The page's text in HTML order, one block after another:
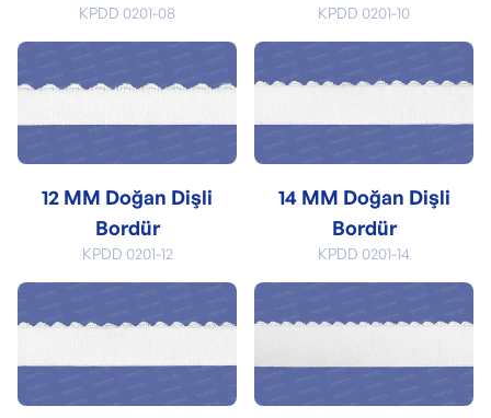
KPDD 0201-08 KPDD 0201-10
12 MM Doğan Dişli
Bordür
KPDD 0201-12
14 MM Doğan Dişli
Bordür
KPDD 0201-14